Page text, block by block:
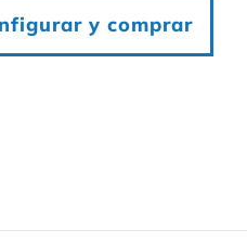
y comprar